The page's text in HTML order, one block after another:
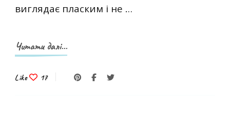
виглядає пласким і не …
Читати далі...
Like 17